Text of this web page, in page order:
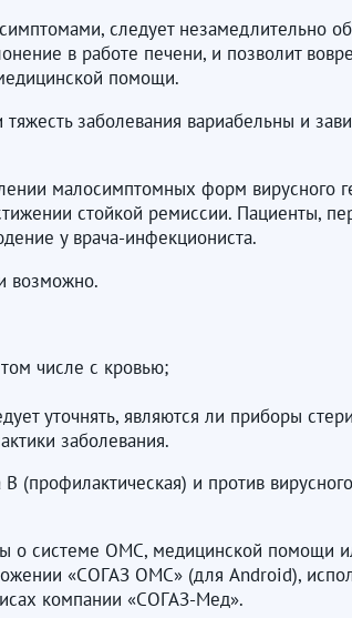
следует незамедлительно
в работе печени, и позволит
помощи.
заболевания вариабельны и
малосимптомных форм вирусного
стойкой ремиссии. Пациенты,
у врача-инфекциониста.
возможно.
числе с кровью;
уточнять, являются ли приборы
заболевания.
(профилактическая) и против
системе ОМС, медицинской помощи
«СОГАЗ ОМС» (для Android),
компании «СОГАЗ-Мед».